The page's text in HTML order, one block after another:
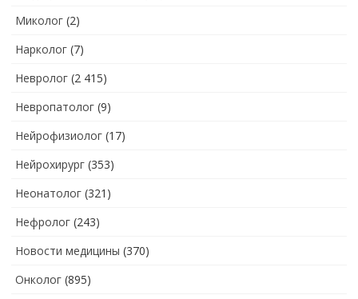
Миколог (2)
Нарколог (7)
Невролог (2 415)
Невропатолог (9)
Нейрофизиолог (17)
Нейрохирург (353)
Неонатолог (321)
Нефролог (243)
Новости медицины (370)
Онколог (895)